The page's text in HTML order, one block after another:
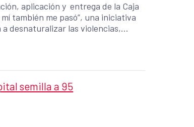
aplicación y entrega de la Caja
también me pasó”, una iniciativa
a desnaturalizar las violencias,
semilla a 95